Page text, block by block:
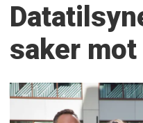
saker mot